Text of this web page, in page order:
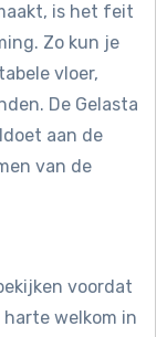
is het feit
Zo kun je
vloer,
De Gelasta
aan de
van de
voordat
harte welkom in